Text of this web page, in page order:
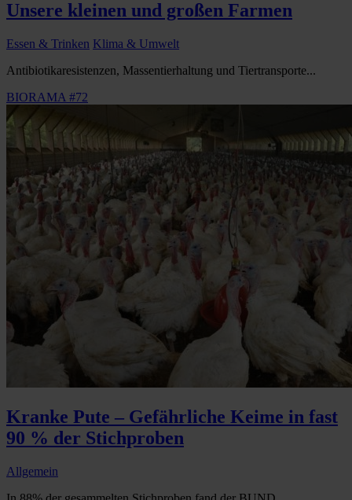
Unsere kleinen und großen Farmen
Essen & Trinken Klima & Umwelt
Antibiotikaresistenzen, Massentierhaltung und Tiertransporte...
BIORAMA #72
Kranke Pute – Gefährliche Keime in fast
90 % der Stichproben
Allgemein